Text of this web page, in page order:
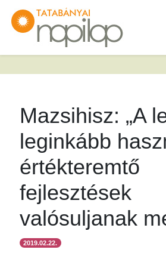
Mazsihisz: „A
leginkább
értékteremtő
fejlesztések
valósuljanak
2019.02.22.